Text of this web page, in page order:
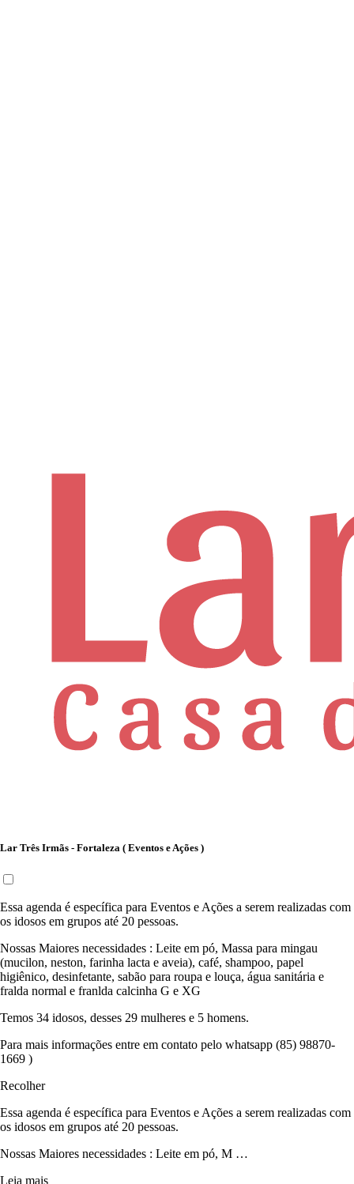
Lar Três Irmãs - Fortaleza ( Eventos e Ações )
Essa agenda é específica para Eventos e Ações a serem realizadas com
os idosos em grupos até 20 pessoas.
Nossas Maiores necessidades : Leite em pó, Massa para mingau
(mucilon, neston, farinha lacta e aveia), café, shampoo, papel
higiênico, desinfetante, sabão para roupa e louça, água sanitária e
fralda normal e franlda calcinha G e XG
Temos 34 idosos, desses 29 mulheres e 5 homens.
Para mais informações entre em contato pelo whatsapp (85) 98870-
1669 )
Recolher
Essa agenda é específica para Eventos e Ações a serem realizadas com
os idosos em grupos até 20 pessoas.
Nossas Maiores necessidades : Leite em pó, M …
Leia mais